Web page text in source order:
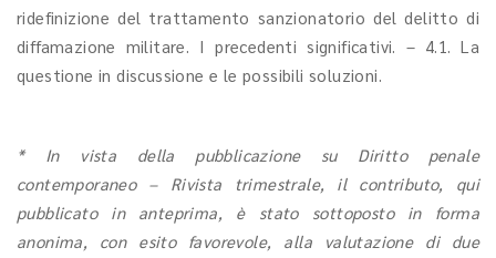
ridefinizione del trattamento sanzionatorio del delitto di
diffamazione militare. I precedenti significativi. – 4.1. La
questione in discussione e le possibili soluzioni.
* In vista della pubblicazione su Diritto penale
contemporaneo – Rivista trimestrale, il contributo, qui
pubblicato in anteprima, è stato sottoposto in forma
anonima, con esito favorevole, alla valutazione di due